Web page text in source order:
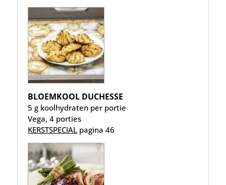
BLOEMKOOL DUCHESSE
5 g koolhydraten per portie
Vega, 4 porties
KERSTSPECIAL pagina 46